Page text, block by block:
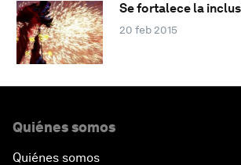
Se fortalece la
20 feb 2015
Quiénes somos
Quiénes somos